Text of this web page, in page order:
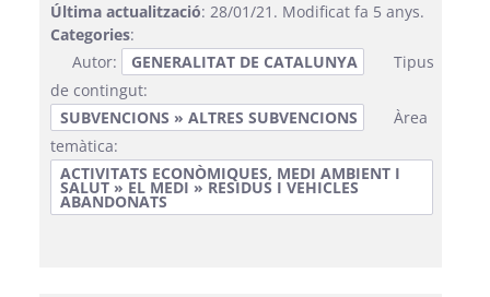
Última actualització: 28/01/21. Modificat fa 5 anys.
Categories:
Autor:
GENERALITAT DE CATALUNYA
Tipus
de contingut:
SUBVENCIONS » ALTRES SUBVENCIONS
Àrea
temàtica:
ACTIVITATS ECONÒMIQUES, MEDI AMBIENT I
SALUT » EL MEDI » RESIDUS I VEHICLES
ABANDONATS